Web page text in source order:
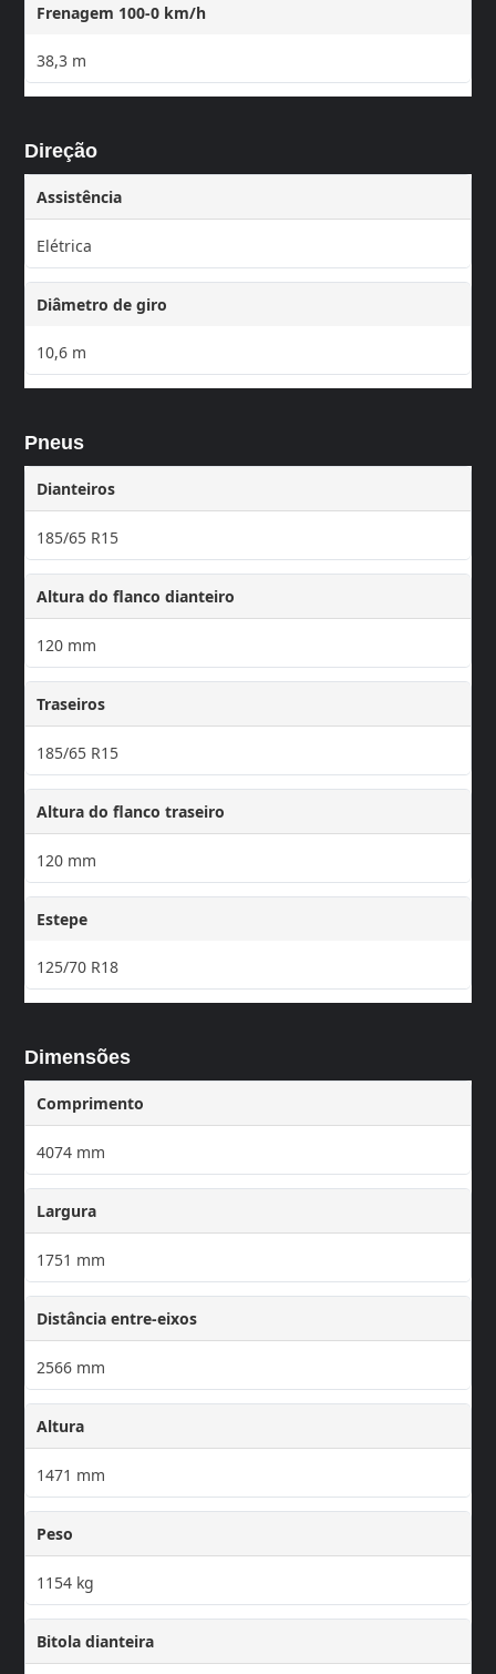
Frenagem 100-0 km/h
38,3 m
Direção
Assistência
Elétrica
Diâmetro de giro
10,6 m
Pneus
Dianteiros
185/65 R15
Altura do flanco dianteiro
120 mm
Traseiros
185/65 R15
Altura do flanco traseiro
120 mm
Estepe
125/70 R18
Dimensões
Comprimento
4074 mm
Largura
1751 mm
Distância entre-eixos
2566 mm
Altura
1471 mm
Peso
1154 kg
Bitola dianteira